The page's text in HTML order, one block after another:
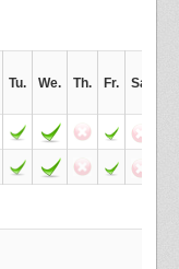
Tu. We. Th. Fr. Sa.